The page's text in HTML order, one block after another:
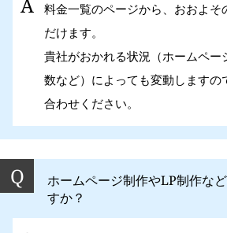
料金一覧のページから、おおよそ
だけます。
貴社がおかれる状況（ホームペー
数など）によっても変動しますの
合わせください。
ホームページ制作やLP制作な
すか？